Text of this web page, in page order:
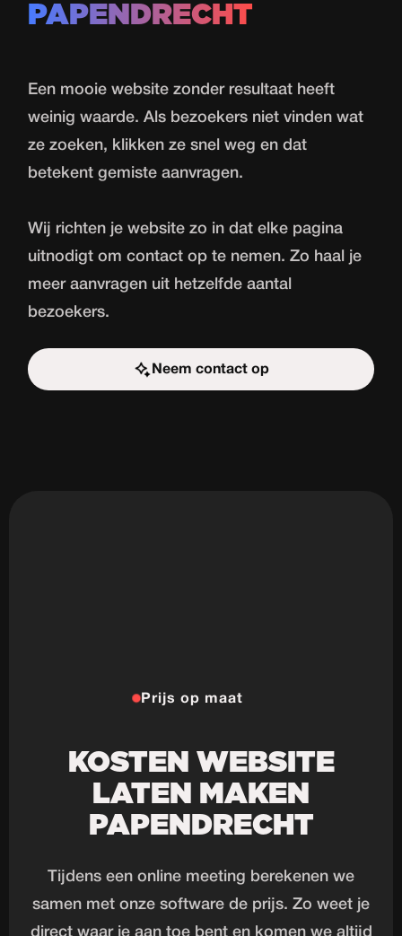
PAPENDRECHT
Een mooie website zonder resultaat heeft
weinig waarde. Als bezoekers niet vinden wat
ze zoeken, klikken ze snel weg en dat
betekent gemiste aanvragen.
Wij richten je website zo in dat elke pagina
uitnodigt om contact op te nemen. Zo haal je
meer aanvragen uit hetzelfde aantal
bezoekers.
Neem contact op
Start de uitdaging
Prijs op maat
KOSTEN WEBSITE
LATEN MAKEN
PAPENDRECHT
Tijdens een online meeting berekenen we
samen met onze software de prijs. Zo weet je
direct waar je aan toe bent en komen we altijd